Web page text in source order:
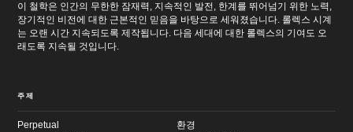
이 철학은 인간의 무한한 잠재력, 지속적인 발전, 한계를 뛰어넘기 위한 노력,
장기적인 비전에 대한 근본적인 믿음을 바탕으로 세워졌습니다. 롤렉스 시계
는 오랜 시간 지속되도록 제작됩니다. 다음 세대에 대한 롤렉스의 기여도 오
래도록 지속될 것입니다.
주제
Perpetual
환경